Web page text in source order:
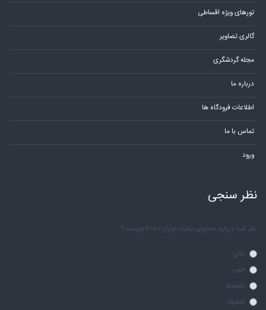
تورهای ویژه اقساطی
گالری تصاویر
مجله گردشگری
درباره ما
اطلاعات فرودگاه ها
تماس با ما
ورود
نظر سنجی
نظر شما درباره محتوای سایت چارتر 2020 چیست؟
عالی
خوب
متوسط
ضعیف